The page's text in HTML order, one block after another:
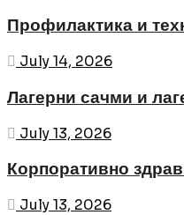
Профилактика и
July 14, 2026
Лагерни сачми и
July 13, 2026
Корпоративно
July 13, 2026